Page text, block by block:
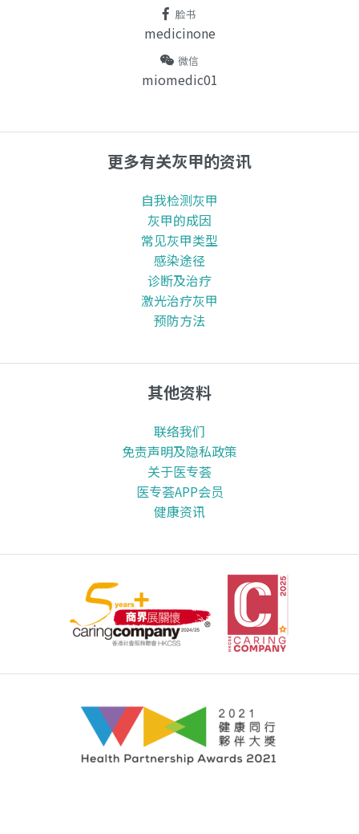
脸书
medicinone
微信
miomedic01
更多有关灰甲的资讯
自我检测灰甲
灰甲的成因
常见灰甲类型
感染途径
诊断及治疗
激光治疗灰甲
预防方法
其他资料
联络我们
免责声明及隐私政策
关于医专荟
医专荟APP会员
健康资讯